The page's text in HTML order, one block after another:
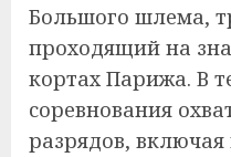
Большого шлема,
проходящий на
кортах Парижа. В
соревнования
разрядов, включая